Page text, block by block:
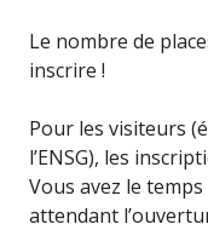
Le nombre de
inscrire !
Pour les visiteurs
l’ENSG), les
Vous avez le
attendant